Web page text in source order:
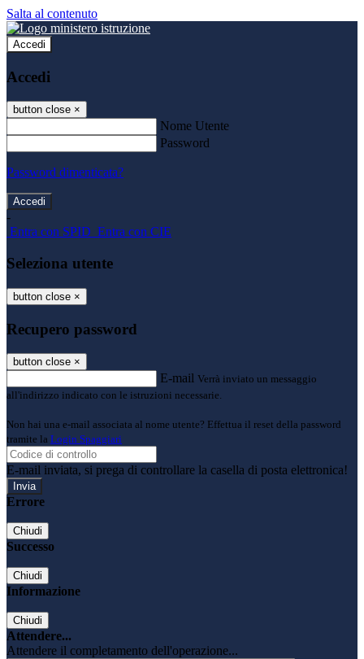
Salta al contenuto
Accedi
Accedi
button close ×
Nome Utente
Password
Password dimenticata?
-
Entra con SPID Entra con CIE
Seleziona utente
button close ×
Recupero password
button close ×
E-mail Verrà inviato un messaggio
all'indirizzo indicato con le istruzioni necessarie.
Non hai una e-mail associata al nome utente? Effettua il reset della password
tramite la Login Spaggiari
E-mail inviata, si prega di controllare la casella di posta elettronica!
Errore
Chiudi
Successo
Chiudi
Informazione
Chiudi
Attendere...
Attendere il completamento dell'operazione...